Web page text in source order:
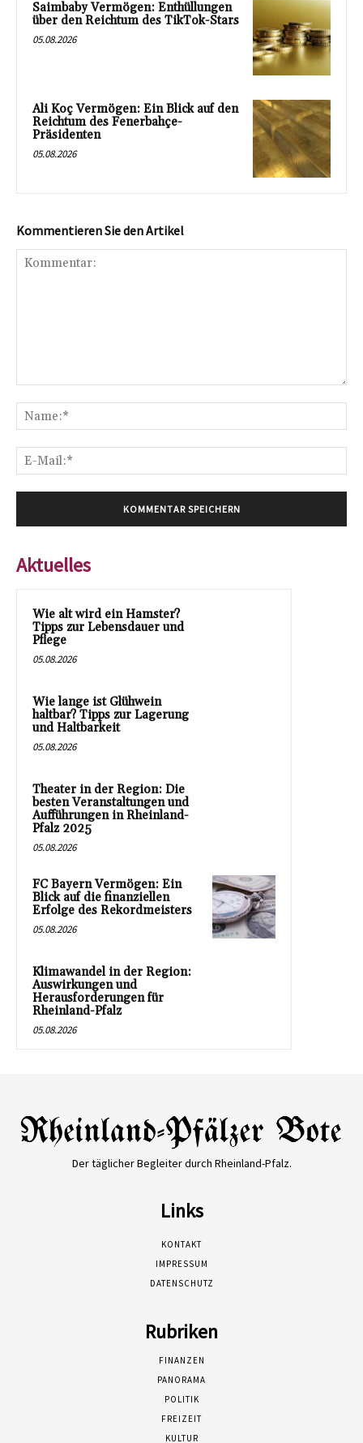
Saimbaby Vermögen: Enthüllungen
über den Reichtum des TikTok-Stars
05.08.2026
Ali Koç Vermögen: Ein Blick auf den
Reichtum des Fenerbahçe-
Präsidenten
05.08.2026
Kommentieren Sie den Artikel
Aktuelles
Wie alt wird ein Hamster?
Tipps zur Lebensdauer und
Pflege
05.08.2026
Wie lange ist Glühwein
haltbar? Tipps zur Lagerung
und Haltbarkeit
05.08.2026
Theater in der Region: Die
besten Veranstaltungen und
Aufführungen in Rheinland-
Pfalz 2025
05.08.2026
FC Bayern Vermögen: Ein
Blick auf die finanziellen
Erfolge des Rekordmeisters
05.08.2026
Klimawandel in der Region:
Auswirkungen und
Herausforderungen für
Rheinland-Pfalz
05.08.2026
Der täglicher Begleiter durch Rheinland-Pfalz.
Links
KONTAKT
IMPRESSUM
DATENSCHUTZ
Rubriken
FINANZEN
PANORAMA
POLITIK
FREIZEIT
KULTUR